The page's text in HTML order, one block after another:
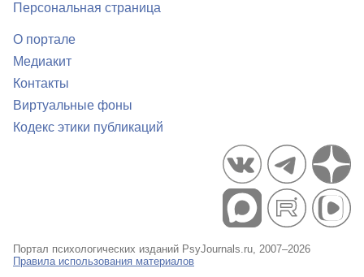
Персональная страница
О портале
Медиакит
Контакты
Виртуальные фоны
Кодекс этики публикаций
Портал психологических изданий PsyJournals.ru, 2007–2026
Правила использования материалов